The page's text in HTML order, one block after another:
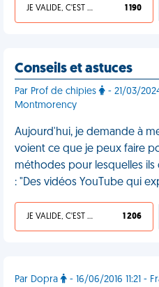
JE VALIDE, C'EST UNE VDM 1 190
Conseils et astuces
Par Prof de chipies
- 21/03/
Montmorency
Aujourd'hui, je demande à
voient ce que je peux faire
méthodes pour lesquelles
: "Des vidéos YouTube qui
JE VALIDE, C'EST UNE VDM 1 206
Par Dopra - 16/06/2016 11:21 -